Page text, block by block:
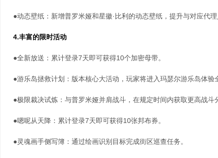
●动态壁纸：新增普罗米娅和星徽·比利的动态壁纸，提升与对应代
4.丰富的限时活动
●全新放送：累计登录7天即可获得10个加密母带。
●游乐岛拯救计划：版本核心大活动，玩家将进入玛瑟尔游乐岛体
●极限裁决试炼：与普罗米娅并肩战斗，在规定时间内获取更高战斗
●嗯呢从天降：累计登录7天即可获得10张邦布券。
●灵魂画手侧写簿：通过绘画识别目标完成街区巡查任务。